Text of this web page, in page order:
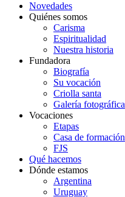
Novedades
Quiénes somos
Carisma
Espiritualidad
Nuestra historia
Fundadora
Biografía
Su vocación
Criolla santa
Galería fotográfica
Vocaciones
Etapas
Casa de formación
FJS
Qué hacemos
Dónde estamos
Argentina
Uruguay